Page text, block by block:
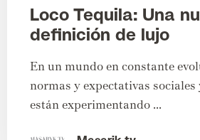
Loco Tequila: Una
definición de lujo
En un mundo en constante
normas y expectativas
están experimentando ...